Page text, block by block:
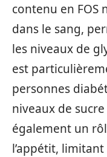
contenu en FOS
dans le sang,
les niveaux de
est
personnes
niveaux de
également un
l’appétit,